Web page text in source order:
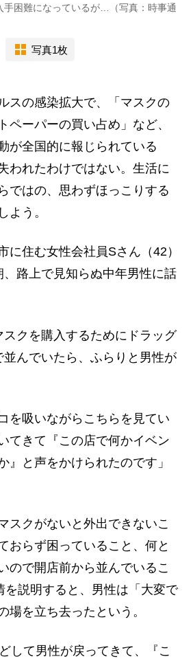
手困難になっているが…（写真：時事通
写真1枚
スの感染拡大で、「マスクの
ペーパーの買い占め」など、
が全国的に報じられている
われたわけではない。生活に
ではの、思わずほっこりする
よう。
住む女性会社員Sさん（42）
路上で見知らぬ中年男性に話
スクを購入するためにドラッグ
並んでいたら、ふらりと男性が
を吸いながらこちらを見てい
てきて『この店で何かイベン
』と声をかけられたのです」
スクがないと外出できないこ
おらず困っていること、何と
ので開店前から並んでいるこ
説明すると、男性は「大変で
場を立ち去ったという。
して男性が戻ってきて、『こ